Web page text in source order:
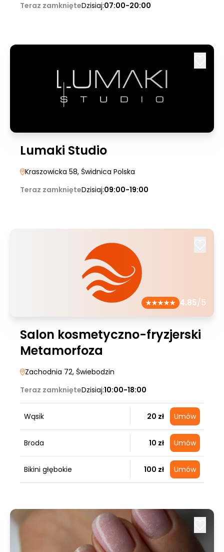
Teraz zamknięteDzisiaj:07:00-20:00
Lumaki Studio
Kraszowicka 58, Świdnica Polska
Teraz zamknięteDzisiaj:09:00-19:00
4.85/5
Salon kosmetyczno-fryzjerski
Metamorfoza
Zachodnia 72, Świebodzin
Teraz zamknięteDzisiaj:10:00-18:00
Wąsik 20 zł Umów
Broda 10 zł Umów
Bikini głębokie 100 zł Umów